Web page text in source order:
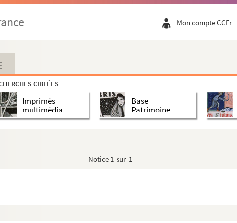
Mon compte CCFr
CIBLÉES
Imprimés
multimédia
Base
Patrimoine
Notice 1 sur 1